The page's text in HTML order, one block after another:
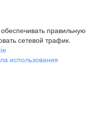
правильную
сетевой трафик.
использования